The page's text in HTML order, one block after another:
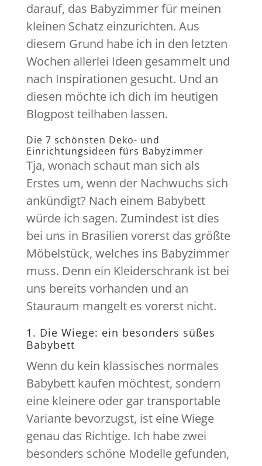
darauf, das Babyzimmer für meinen
kleinen Schatz einzurichten. Aus
diesem Grund habe ich in den letzten
Wochen allerlei Ideen gesammelt und
nach Inspirationen gesucht. Und an
diesen möchte ich dich im heutigen
Blogpost teilhaben lassen.
Die 7 schönsten Deko- und
Einrichtungsideen fürs Babyzimmer
Tja, wonach schaut man sich als
Erstes um, wenn der Nachwuchs sich
ankündigt? Nach einem Babybett
würde ich sagen. Zumindest ist dies
bei uns in Brasilien vorerst das größte
Möbelstück, welches ins Babyzimmer
muss. Denn ein Kleiderschrank ist bei
uns bereits vorhanden und an
Stauraum mangelt es vorerst nicht.
1. Die Wiege: ein besonders süßes
Babybett
Wenn du kein klassisches normales
Babybett kaufen möchtest, sondern
eine kleinere oder gar transportable
Variante bevorzugst, ist eine Wiege
genau das Richtige. Ich habe zwei
besonders schöne Modelle gefunden,